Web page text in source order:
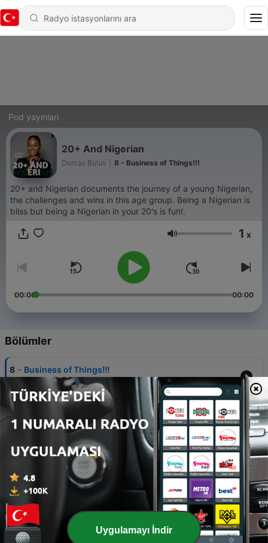
Pod yayınları
20+ And Nigerian
Dorcas Bulus 8 - Business of Things!!!
20+ and Nigerian documents the journey of a young Nigerian,
the challenges and wins in this age group. Being a Nigerian is
bliss but being a Nigerian in your 20's is fun!.
Ses 1 x
00:00 00:00
Bölümler
8 - Business of Things!!!
7 Don't Fool Yourself
19 Ağu 2023
6 - You Should Listen To This!!
5 - Does It Really Matter?
29 Eki 2022
4 - Take a Risk Today
06 Oca 2022
Uygulamayı İndir